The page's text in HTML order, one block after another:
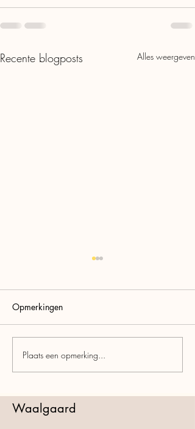
Recente blogposts Alles weergeven
Vogelen in de Waalgaard
Opmerkingen
Plaats een opmerking...
Waalgaard